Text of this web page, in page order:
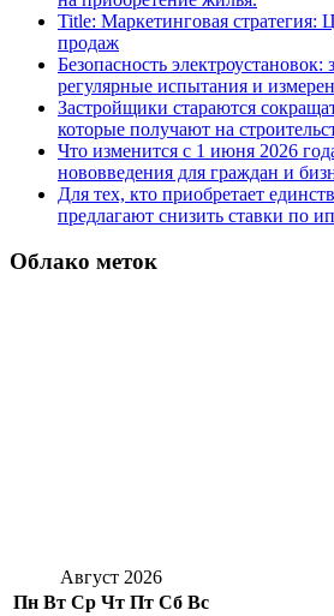
Title: Маркетинговая стратегия:
продаж
Безопасность
регулярные испытания и
Застройщики стараются
которые получают на
Что изменится с 1 июня 2026
нововведения для граждан и
Для тех, кто приобретает
предлагают снизить ставки по
Облако меток
Август 2026
Пн Вт Ср Чт Пт Сб Вс